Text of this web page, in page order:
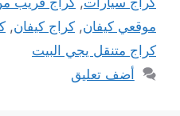
موقعي كيفان, كراج كيفان,
كراج متنقل يجي البيت
أضف تعليق